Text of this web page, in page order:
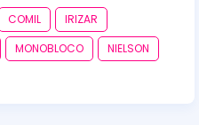
COMIL
IRIZAR
MONOBLOCO
NIELSON